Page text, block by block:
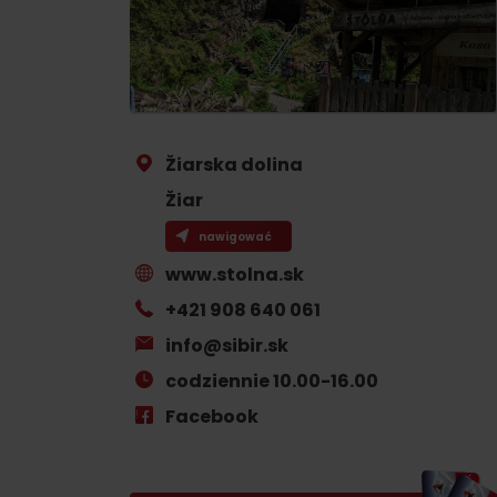
Jeśli burczy ci w żołądku
Restauracje
Kawiarnie
Znajdź go razem z
Žiarska dolina
Žiar
nawigować
www.stolna.sk
+421 908 640 061
info@sibir.sk
codziennie 10.00-16.00
Facebook